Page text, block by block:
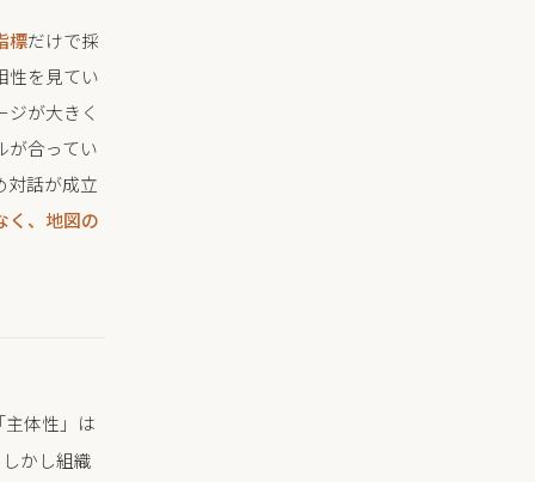
標だけで採
性を見てい
が大きく
が合ってい
対話が成立
く、地図の
主体性」は
かし組織